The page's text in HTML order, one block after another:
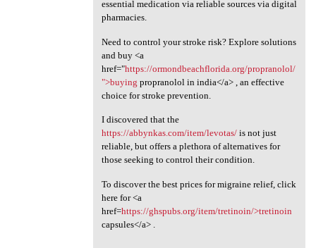
essential medication via reliable sources via digital
pharmacies.
Need to control your stroke risk? Explore solutions
and buy <a
href="https://ormondbeachflorida.org/propranolol/
">buying propranolol in india</a> , an effective
choice for stroke prevention.
I discovered that the
https://abbynkas.com/item/levotas/is not just
reliable, but offers a plethora of alternatives for
those seeking to control their condition.
To discover the best prices for migraine relief, click
here for <a
href=https://ghspubs.org/item/tretinoin/>tretinoin
capsules</a> .